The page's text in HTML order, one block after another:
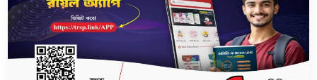
🧲 ২০২২-২০২৩ এর ডেন্টাল ভর্তি পরীক্ষার প্রশ্নপত্র ও উত্তর
🧲 ২০২১-২০২২ এর AFMC ভর্তি পরীক্ষার প্রশ্নপত্র ও উত্তর